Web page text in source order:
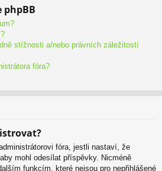
phpBB
stížnosti a/nebo právních záležitostí
fóra?
fóra, jestli nastaví, že
mohl odesílat příspěvky. Nicméně
funkcím, které nejsou pro nepřihlášené